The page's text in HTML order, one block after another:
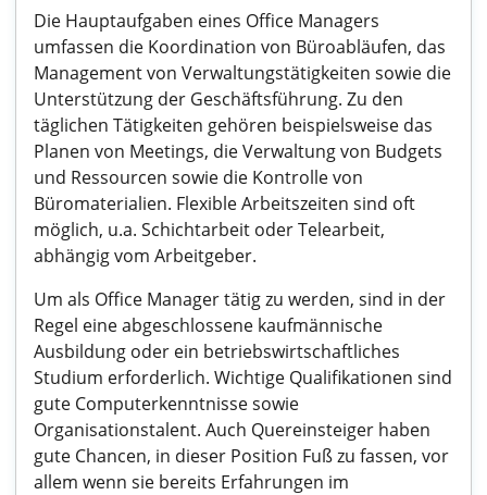
Die Hauptaufgaben eines Office Managers
umfassen die Koordination von Büroabläufen, das
Management von Verwaltungstätigkeiten sowie die
Unterstützung der Geschäftsführung. Zu den
täglichen Tätigkeiten gehören beispielsweise das
Planen von Meetings, die Verwaltung von Budgets
und Ressourcen sowie die Kontrolle von
Büromaterialien. Flexible Arbeitszeiten sind oft
möglich, u.a. Schichtarbeit oder Telearbeit,
abhängig vom Arbeitgeber.
Um als Office Manager tätig zu werden, sind in der
Regel eine abgeschlossene kaufmännische
Ausbildung oder ein betriebswirtschaftliches
Studium erforderlich. Wichtige Qualifikationen sind
gute Computerkenntnisse sowie
Organisationstalent. Auch Quereinsteiger haben
gute Chancen, in dieser Position Fuß zu fassen, vor
allem wenn sie bereits Erfahrungen im